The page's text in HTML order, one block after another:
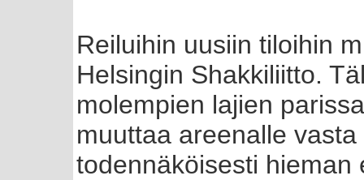
Reiluihin uusiin tiloihin
Helsingin Shakkiliitto.
molempien lajien
muuttaa areenalle
todennäköisesti hieman